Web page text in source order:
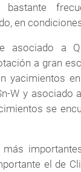
en
asociado a
a gran
yacimientos
W y asociado
se
más
el de